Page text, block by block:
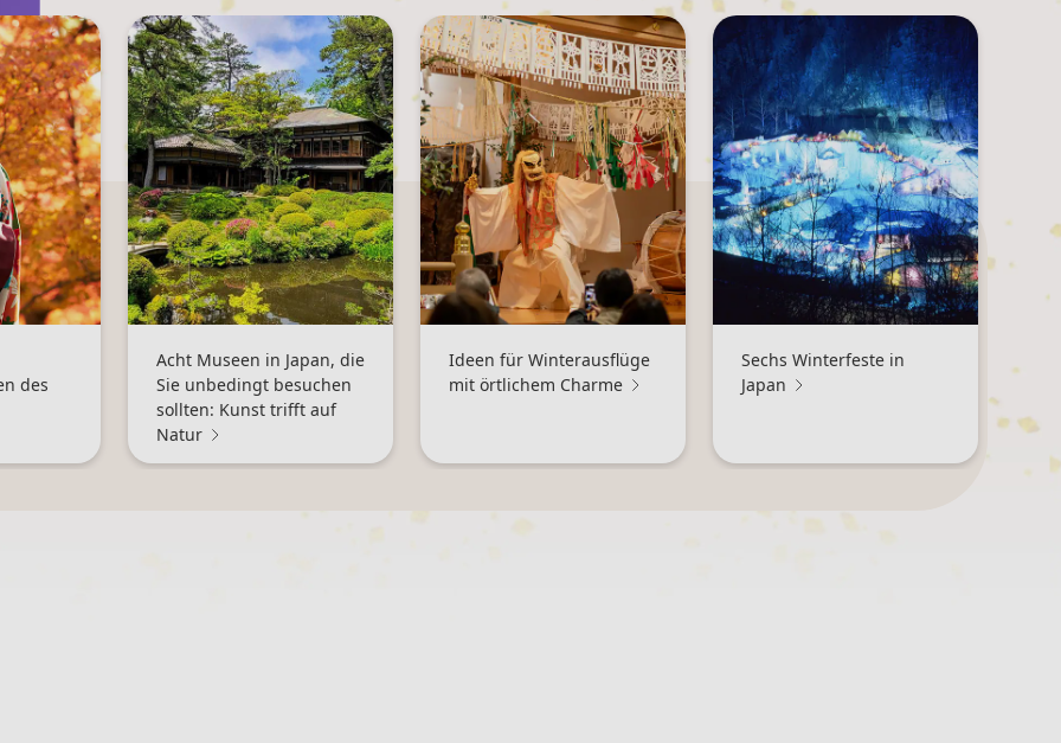
des
Acht Museen in Japan, die
Sie unbedingt besuchen
sollten: Kunst trifft auf
Natur
Ideen für Winterausflüge
mit örtlichem Charme
Sechs Winterfeste in
Japan